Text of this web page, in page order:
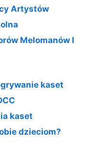
Artystów
Melomanów I
kaset
kaset
dzieciom?